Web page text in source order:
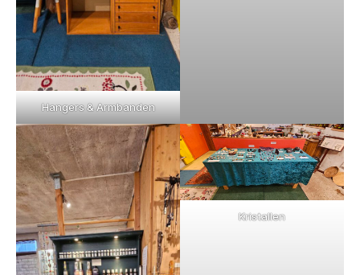
Hangers & Armbanden
Kristallen